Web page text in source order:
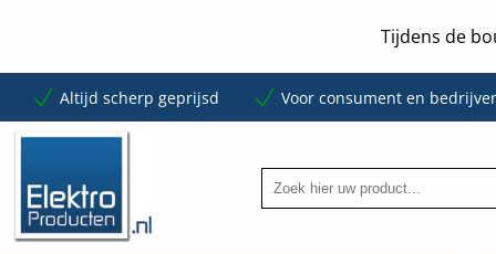
Tijdens de
Altijd scherp geprijsd Voor consument en